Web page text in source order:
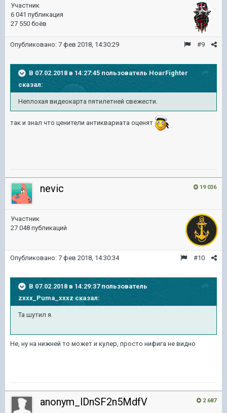
Участник
6 041 публикация
27 550 боёв
#9
Опубликовано: 7 фев 2018, 14:30:29
В 07.02.2018 в 14:27:45 пользователь HoarFighter
сказал:
Неплохая видеокарта пятилетней свежести.
так и знал что ценители антиквариата оценят
19 036
nevic
Участник
27 048 публикаций
#10
Опубликовано: 7 фев 2018, 14:30:34
В 07.02.2018 в 14:29:37 пользователь
zxxx_Puma_xxxz сказал:
Та шутил я.
Не, ну на нижней то может и кулер, просто нифига не видно
2 687
anonym_lDnSF2n5MdfV